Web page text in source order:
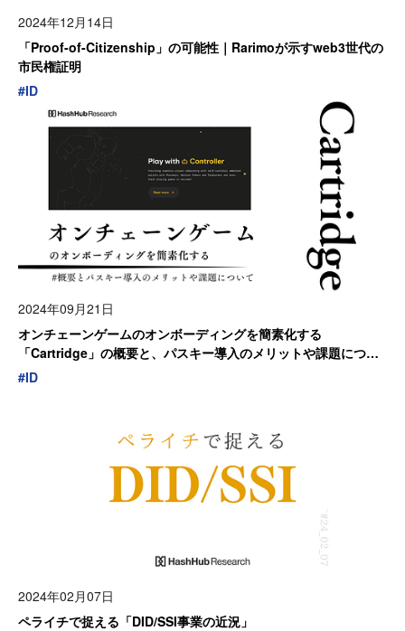
2024年12月14日
「Proof-of-Citizenship」の可能性｜Rarimoが示すweb3世代の
市民権証明
#ID
2024年09月21日
オンチェーンゲームのオンボーディングを簡素化する
「Cartridge」の概要と、パスキー導入のメリットや課題につい
て
#ID
2024年02月07日
ペライチで捉える「DID/SSI事業の近況」